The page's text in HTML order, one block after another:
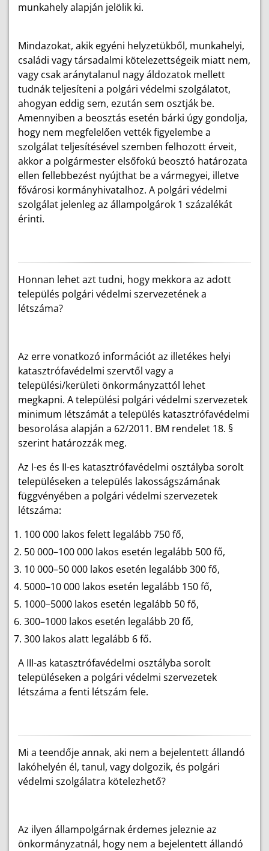
munkahely alapján jelölik ki.
Mindazokat, akik egyéni helyzetükből, munkahelyi,
családi vagy társadalmi kötelezettségeik miatt nem,
vagy csak aránytalanul nagy áldozatok mellett
tudnák teljesíteni a polgári védelmi szolgálatot,
ahogyan eddig sem, ezután sem osztják be.
Amennyiben a beosztás esetén bárki úgy gondolja,
hogy nem megfelelően vették figyelembe a
szolgálat teljesítésével szemben felhozott érveit,
akkor a polgármester elsőfokú beosztó határozata
ellen fellebbezést nyújthat be a vármegyei, illetve
fővárosi kormányhivatalhoz. A polgári védelmi
szolgálat jelenleg az állampolgárok 1 százalékát
érinti.
Honnan lehet azt tudni, hogy mekkora az adott
település polgári védelmi szervezetének a
létszáma?
Az erre vonatkozó információt az illetékes helyi
katasztrófavédelmi szervtől vagy a
települési/kerületi önkormányzattól lehet
megkapni. A települési polgári védelmi szervezetek
minimum létszámát a település katasztrófavédelmi
besorolása alapján a 62/2011. BM rendelet 18. §
szerint határozzák meg.
Az I-es és II-es katasztrófavédelmi osztályba sorolt
településeken a település lakosságszámának
függvényében a polgári védelmi szervezetek
létszáma:
100 000 lakos felett legalább 750 fő,
50 000–100 000 lakos esetén legalább 500 fő,
10 000–50 000 lakos esetén legalább 300 fő,
5000–10 000 lakos esetén legalább 150 fő,
1000–5000 lakos esetén legalább 50 fő,
300–1000 lakos esetén legalább 20 fő,
300 lakos alatt legalább 6 fő.
A III-as katasztrófavédelmi osztályba sorolt
településeken a polgári védelmi szervezetek
létszáma a fenti létszám fele.
Mi a teendője annak, aki nem a bejelentett állandó
lakóhelyén él, tanul, vagy dolgozik, és polgári
védelmi szolgálatra kötelezhető?
Az ilyen állampolgárnak érdemes jeleznie az
önkormányzatnál, hogy nem a bejelentett állandó